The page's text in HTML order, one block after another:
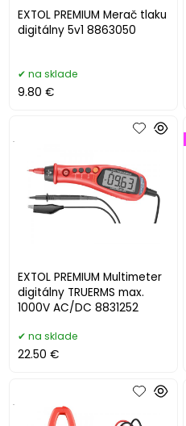
EXTOL PREMIUM Merač tlaku
digitálny 5v1 8863050
na sklade
9.80 €
EXTOL PREMIUM Multimeter
digitálny TRUERMS max.
1000V AC/DC 8831252
.
na sklade
22.50 €
.